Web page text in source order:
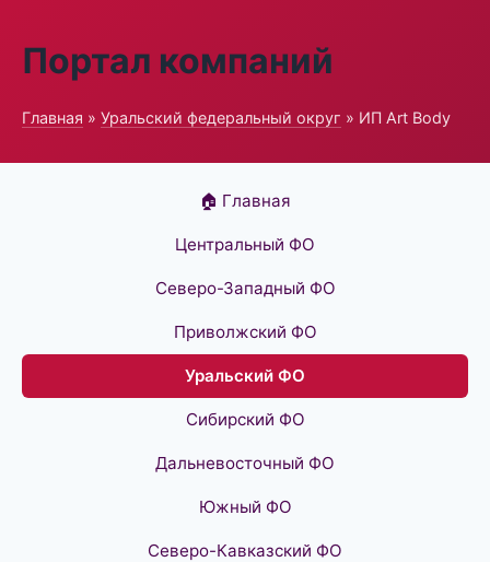
Портал компаний
Главная » Уральский федеральный округ » ИП Art Body
🏠 Главная
Центральный ФО
Северо-Западный ФО
Приволжский ФО
Уральский ФО
Сибирский ФО
Дальневосточный ФО
Южный ФО
Северо-Кавказский ФО